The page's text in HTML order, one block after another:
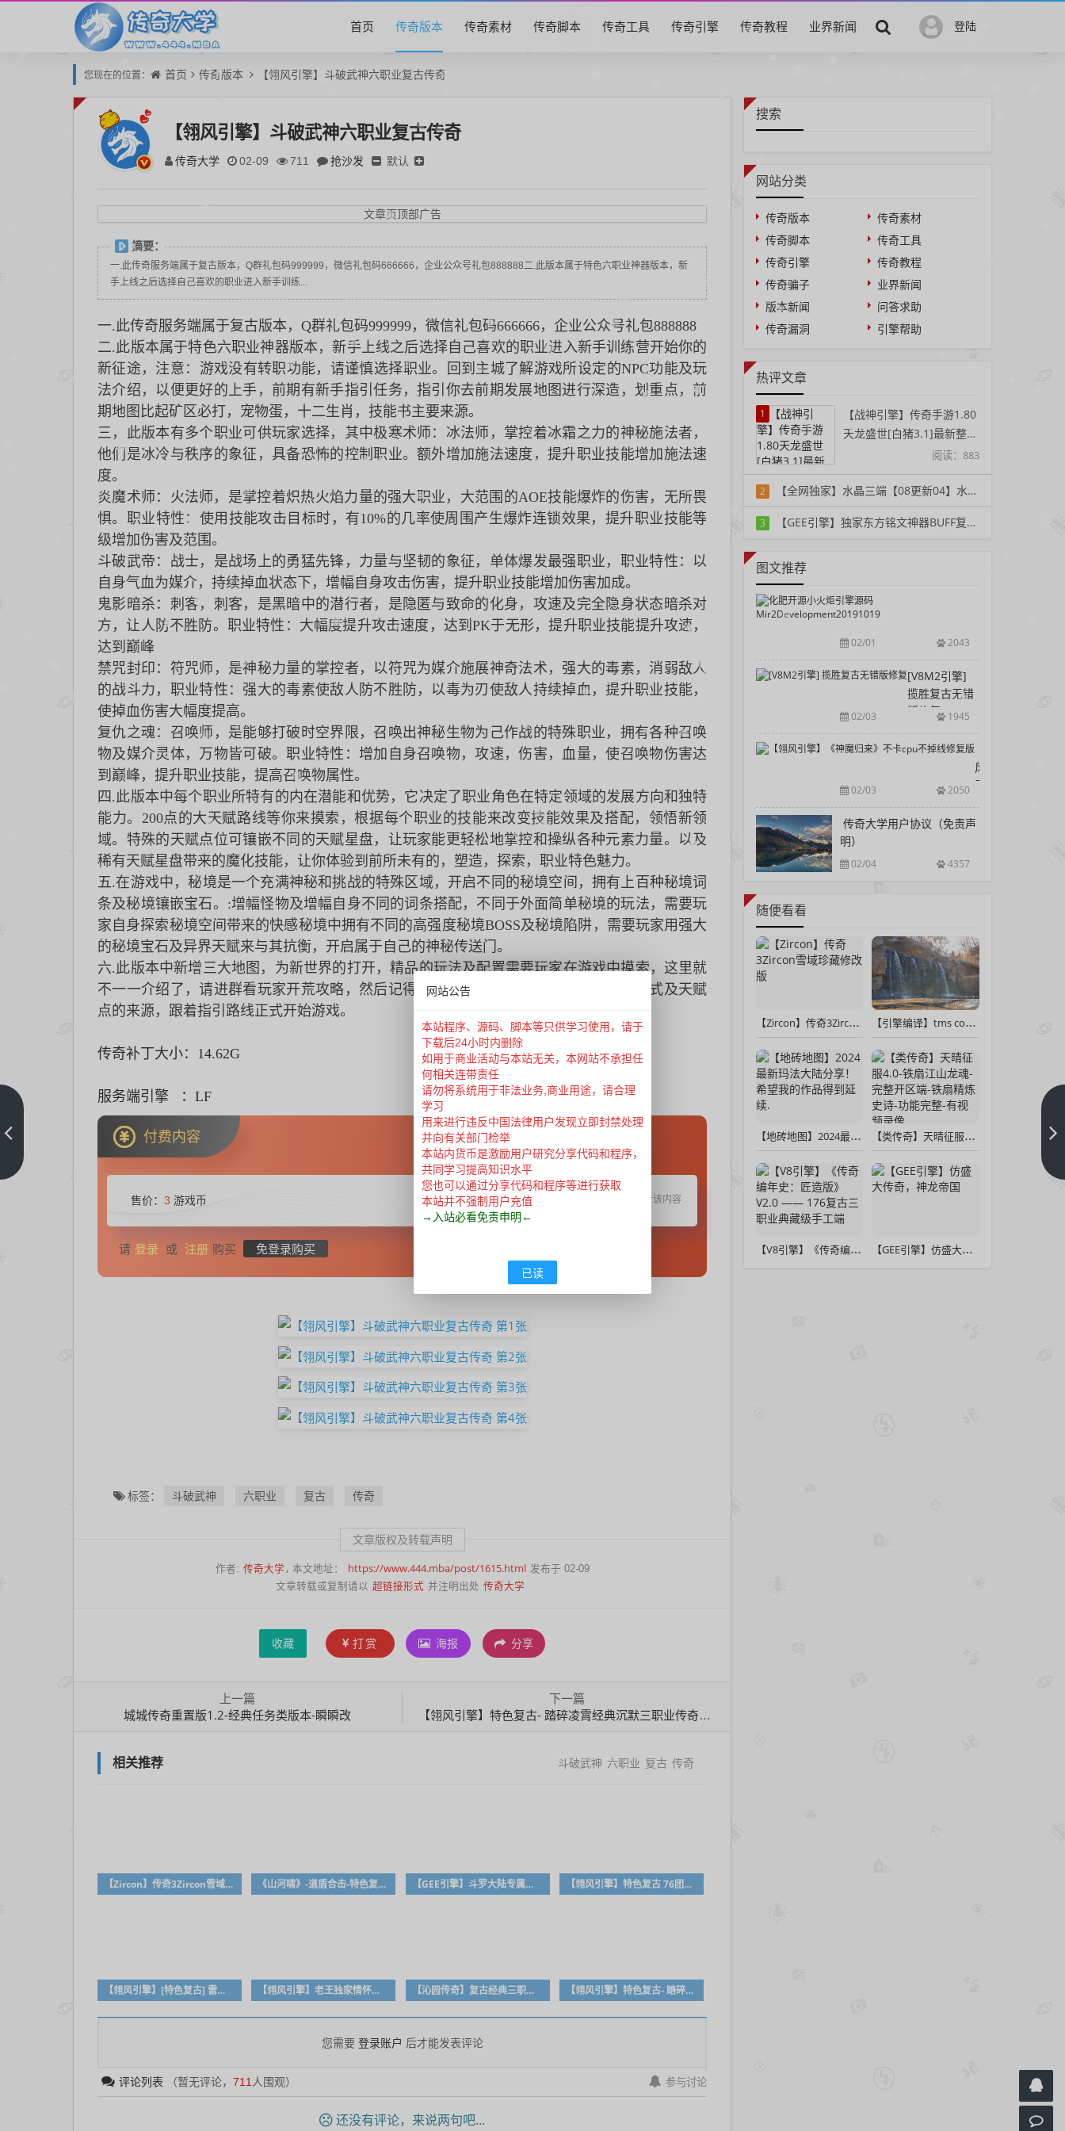
登陆
首页 传奇版本 传奇素材 传奇脚本 传奇工具 传奇引擎 传奇教程 业界新闻
您现在的位置： 首页 传奇版本 【翎风引擎】斗破武神六职业复古传奇
【翎风引擎】斗破武神六职业复古传奇
传奇大学 02-09 711 抢沙发 默认
文章页顶部广告
摘要：
一.此传奇服务端属于复古版本，Q群礼包码999999，微信礼包码666666，企业公众号礼包888888二.此版本属于特色六职业神器版本，新
手上线之后选择自己喜欢的职业进入新手训练...
一.此传奇服务端属于复古版本，Q群礼包码999999，微信礼包码666666，企业公众号礼包888888
二.此版本属于特色六职业神器版本，新手上线之后选择自己喜欢的职业进入新手训练营开始你的
新征途，注意：游戏没有转职功能，请谨慎选择职业。回到主城了解游戏所设定的NPC功能及玩
法介绍，以便更好的上手，前期有新手指引任务，指引你去前期发展地图进行深造，划重点，前
期地图比起矿区必打，宠物蛋，十二生肖，技能书主要来源。
三，此版本有多个职业可供玩家选择，其中极寒术师：冰法师，掌控着冰霜之力的神秘施法者，
他们是冰冷与秩序的象征，具备恐怖的控制职业。额外增加施法速度，提升职业技能增加施法速
度。
炎魔术师：火法师，是掌控着炽热火焰力量的强大职业，大范围的AOE技能爆炸的伤害，无所畏
惧。职业特性：使用技能攻击目标时，有10%的几率使周围产生爆炸连锁效果，提升职业技能等
级增加伤害及范围。
斗破武帝：战士，是战场上的勇猛先锋，力量与坚韧的象征，单体爆发最强职业，职业特性：以
自身气血为媒介，持续掉血状态下，增幅自身攻击伤害，提升职业技能增加伤害加成。
鬼影暗杀：刺客，刺客，是黑暗中的潜行者，是隐匿与致命的化身，攻速及完全隐身状态暗杀对
方，让人防不胜防。职业特性：大幅度提升攻击速度，达到PK于无形，提升职业技能提升攻速，
达到巅峰
禁咒封印：符咒师，是神秘力量的掌控者，以符咒为媒介施展神奇法术，强大的毒素，消弱敌人
的战斗力，职业特性：强大的毒素使敌人防不胜防，以毒为刃使敌人持续掉血，提升职业技能，
使掉血伤害大幅度提高。
复仇之魂：召唤师，是能够打破时空界限，召唤出神秘生物为己作战的特殊职业，拥有各种召唤
物及媒介灵体，万物皆可破。职业特性：增加自身召唤物，攻速，伤害，血量，使召唤物伤害达
到巅峰，提升职业技能，提高召唤物属性。
四.此版本中每个职业所特有的内在潜能和优势，它决定了职业角色在特定领域的发展方向和独特
能力。200点的大天赋路线等你来摸索，根据每个职业的技能来改变技能效果及搭配，领悟新领
域。特殊的天赋点位可镶嵌不同的天赋星盘，让玩家能更轻松地掌控和操纵各种元素力量。以及
稀有天赋星盘带来的魔化技能，让你体验到前所未有的，塑造，探索，职业特色魅力。
五.在游戏中，秘境是一个充满神秘和挑战的特殊区域，开启不同的秘境空间，拥有上百种秘境词
条及秘境镶嵌宝石。:增幅怪物及增幅自身不同的词条搭配，不同于外面简单秘境的玩法，需要玩
家自身探索秘境空间带来的快感秘境中拥有不同的高强度秘境BOSS及秘境陷阱，需要玩家用强大
的秘境宝石及异界天赋来与其抗衡，开启属于自己的神秘传送门。
六.此版本中新增三大地图，为新世界的打开，精品的玩法及配置需要玩家在游戏中摸索，这里就
不一一介绍了，请进群看玩家开荒攻略，然后记得点开你的天赋，了解大天赋的加点方式及天赋
点的来源，跟着指引路线正式开始游戏。
传奇补丁大小：14.62G
服务端引擎 ：LF
付费内容
售价： 3 游戏币 开通终生土豪 或更高级的会员可免费查看该内容
请 登录 或 注册 购买 免登录购买
标签： 斗破武神 六职业 复古 传奇
文章版权及转载声明
作者: 传奇大学 本文地址： https://www.444.mba/post/1615.html 发布于 02-09
文章转载或复制请以 超链接形式 并注明出处 传奇大学
收藏 打赏 海报 分享
上一篇
城城传奇重置版1.2-经典任务类版本-瞬瞬改
下一篇
【翎风引擎】特色复古- 踏碎凌霄经典沉默三职业传奇版本
相关推荐 斗破武神 六职业 复古 传奇
【Zircon】传奇3Zircon雪域珍藏修改版 《山河啸》-道盾合击-特色复古-《山河清明》姊妹篇 【GEE引擎】斗罗大陆专属单职业-带网站模板-大背包-自动回收-自动拾取-开区版本！ 【翎风引擎】特色复古 76团本之战第二季传奇服务端 每周副本地图-修复版本-LF
【翎风引擎】[特色复古] 雷神之家第三季（网瘾战争） 【翎风引擎】老王独家情怀复古-三职业传奇版本-复古到轻轻变-强化极品-BUFF-多大陆–多地图–独家精品版 【沁园传奇】复古经典三职业服务端耐玩传奇版本 【翎风引擎】特色复古- 踏碎凌霄经典沉默三职业传奇版本
您需要登录账户 后才能发表评论
评论列表 （暂无评论， 711 人围观） 参与讨论
还没有评论，来说两句吧...
搜索
网站分类
传奇版本
传奇素材
传奇脚本
传奇工具
传奇引擎
传奇教程
传奇骗子
业界新闻
版本新闻
问答求助
传奇漏洞
引擎帮助
热评文章
1
【战神引擎】传奇手游1.80
天龙盛世[白猪3.1]最新整理
Win系复古服务端+安卓苹
果双端+GM授权后台+详细
搭建教程
阅读：883
2 【全网独家】水晶三端【08更新04】水晶韩版传奇2 Unity三端重置单机版一键端
阅读：358
3 【GEE引擎】独家东方铭文神器BUFF复古三职业服务端-带假人-铭文-宠物-自动回收
图文推荐
02/01 2043
[V8M2引擎]
揽胜复古无错
版修复
02/03 1945
【翎
风
引
《神
不
掉
线
修
复
版
02/03 2050
传奇大学用户协议（免责声
明）
02/04 4357
随便看看
【Zircon】传奇3Zircon雪域珍藏修改版 【引擎编译】tms component pack v9.2.4.0 for d10.4 sydney的下载及安装
【地砖地图】2024最新玛法大陆分享！希望我的作品得到延续. 【类传奇】天晴征服4.0-铁扇江山龙魂-完整开区端-铁扇精炼史诗-功能完整-有视频录像
【V8引擎】《传奇编年史：匠造版》V2.0 —— 176复古三职业典藏级手工端 【GEE引擎】仿盛大传奇，神龙帝国
网站公告
本站程序、源码、脚本等只供学习使用，请于
下载后24小时内删除
如用于商业活动与本站无关，本网站不承担任
何相关连带责任
请勿将系统用于非法业务,商业用途，请合理
学习
用来进行违反中国法律用户发现立即封禁处理
并向有关部门检举
本站内货币是激励用户研究分享代码和程序，
共同学习提高知识水平
您也可以通过分享代码和程序等进行获取
本站并不强制用户充值
→入站必看免责申明←
已读